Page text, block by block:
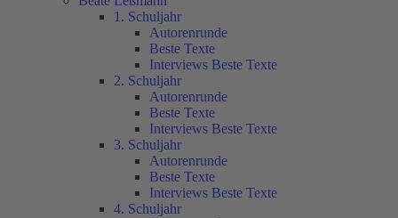
1. Schuljahr
Autorenrunde
Beste Texte
Interviews Beste Texte
2. Schuljahr
Autorenrunde
Beste Texte
Interviews Beste Texte
3. Schuljahr
Autorenrunde
Beste Texte
Interviews Beste Texte
4. Schuljahr